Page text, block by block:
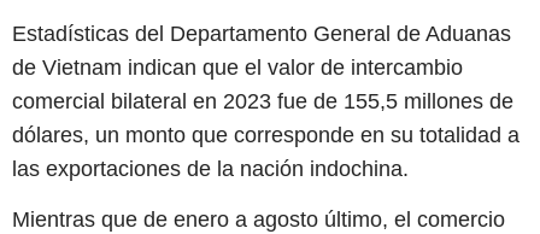
Estadísticas del Departamento General de Aduanas
de Vietnam indican que el valor de intercambio
comercial bilateral en 2023 fue de 155,5 millones de
dólares, un monto que corresponde en su totalidad a
las exportaciones de la nación indochina.
Mientras que de enero a agosto último, el comercio